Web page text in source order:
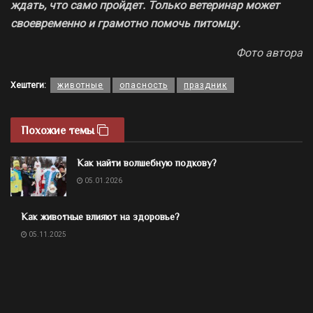
ждать, что само пройдет. Только ветеринар может
своевременно и грамотно помочь питомцу.
Фото автора
Хештеги: животные опасность праздник
Похожие темы
Как найти волшебную подкову?
05.01.2026
Как животные влияют на здоровье?
05.11.2025